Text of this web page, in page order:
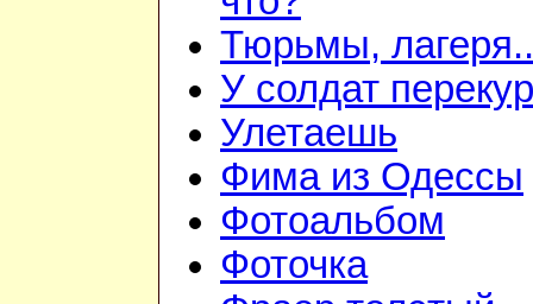
Тюрьмы,
У солдат перекур
Улетаешь
Фима из Одессы
Фотоальбом
Фоточка